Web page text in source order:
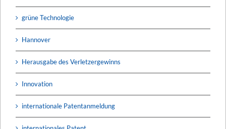
grüne Technologie
Hannover
Herausgabe des Verletzergewinns
Innovation
internationale Patentanmeldung